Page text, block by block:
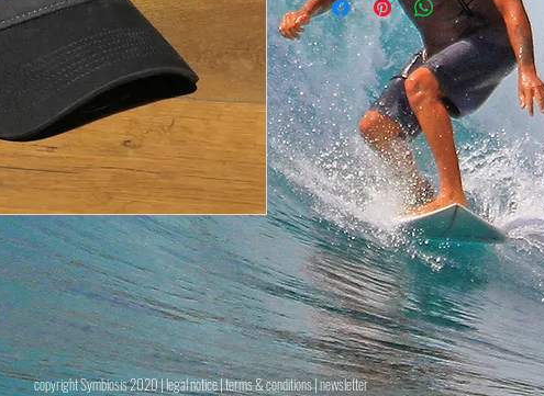
copyright Symbiosis 2020 |legal notice|terms & conditions| newsletter